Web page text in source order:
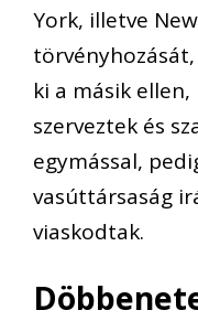
York, illetve
ki a másik
szerveztek és
egymással,
vasúttársaság
viaskodtak.